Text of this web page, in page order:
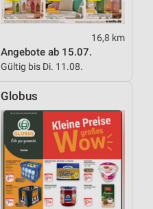
16,8 km
Angebote ab 15.07.
Gültig bis Di. 11.08.
Globus